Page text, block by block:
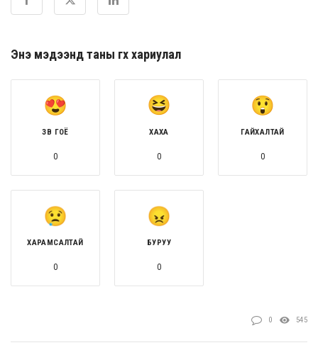
Энэ мэдээнд таны өгөх хариулал
ЗӨВ ГОЁ
0
ХАХА
0
ГАЙХАЛТАЙ
0
ХАРАМСАЛТАЙ
0
БУРУУ
0
0 545